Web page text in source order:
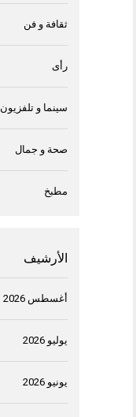
ثقافة و فن
رأى
سينما و تلفزيون
صحة و جمال
مطبخ
الأرشيف
أغسطس 2026
يوليو 2026
يونيو 2026